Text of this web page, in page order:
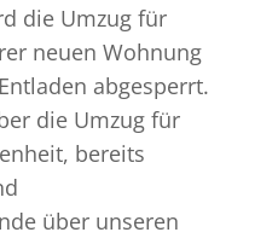
die Umzug für
neuen Wohnung
abgesperrt.
die Umzug für
bereits
über unseren